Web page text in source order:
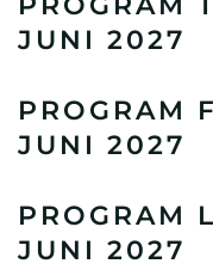
JUNI 2027
PROGRAM
JUNI 2027
PROGRAM
JUNI 2027